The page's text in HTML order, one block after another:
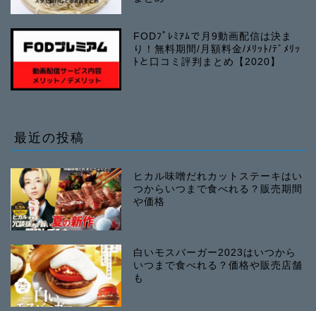
FODﾌﾟﾚﾐｱﾑで月9動画配信は決ま
り！無料期間/月額料金/ﾒﾘｯﾄ/ﾃﾞﾒﾘｯ
ﾄと口コミ評判まとめ【2020】
最近の投稿
ヒカル味噌だれカットステーキはい
つからいつまで食べれる？販売期間
や価格
白いモスバーガー2023はいつから
いつまで食べれる？価格や販売店舗
も